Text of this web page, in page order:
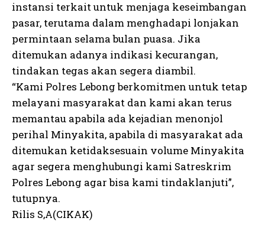
instansi terkait untuk menjaga keseimbangan
pasar, terutama dalam menghadapi lonjakan
permintaan selama bulan puasa. Jika
ditemukan adanya indikasi kecurangan,
tindakan tegas akan segera diambil.
“Kami Polres Lebong berkomitmen untuk tetap
melayani masyarakat dan kami akan terus
memantau apabila ada kejadian menonjol
perihal Minyakita, apabila di masyarakat ada
ditemukan ketidaksesuain volume Minyakita
agar segera menghubungi kami Satreskrim
Polres Lebong agar bisa kami tindaklanjuti”,
tutupnya.
Rilis S,A(CIKAK)